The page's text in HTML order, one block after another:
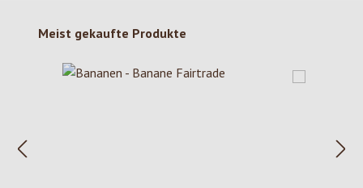
Produktgalerie überspringen
Meist gekaufte Produkte